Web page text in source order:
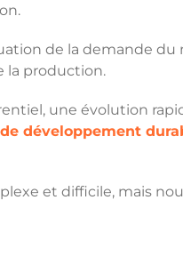
de la demande
la production.
une évolution
développement
et difficile, mais